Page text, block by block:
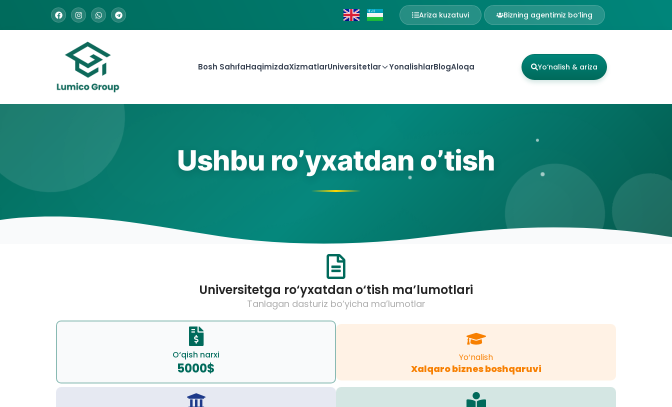
Ariza kuzatuvi Bizning agentimiz bo‘ling
Bosh SahıfaHaqimizdaXizmatlarUniversitetlar YonalishlarBlogAloqa Yo‘nalish & ariza
Ushbu ro’yxatdan o’tish
Universitetga ro‘yxatdan o‘tish ma’lumotlari
Tanlagan dasturiz bo‘yicha ma’lumotlar
O‘qish narxi
5000$
Yo‘nalish
Xalqaro biznes boshqaruvi